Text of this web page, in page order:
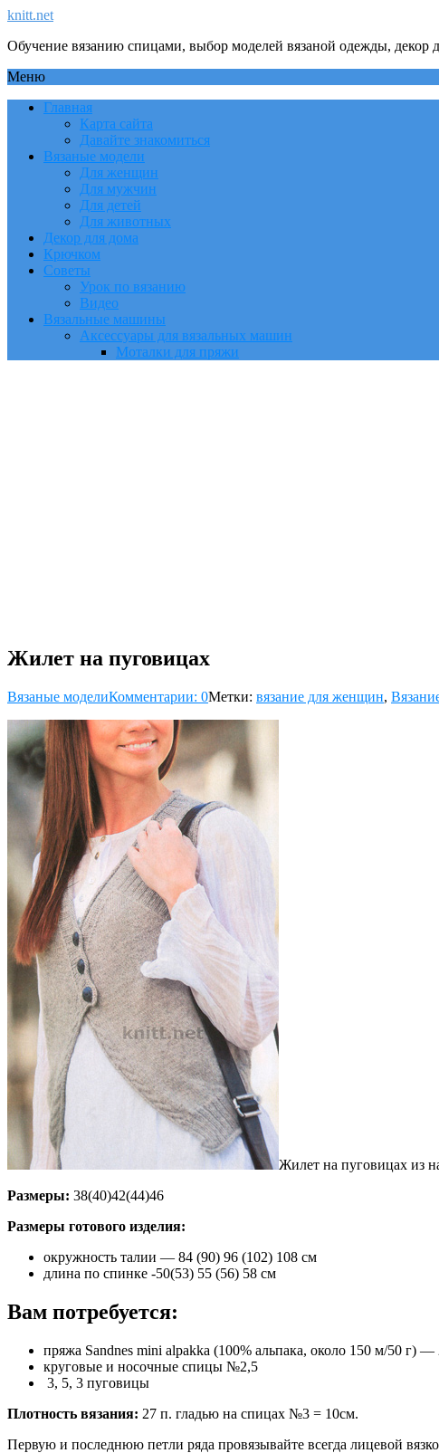
knitt.net
Обучение вязанию спицами, выбор моделей вязаной одежды, декор
Меню
Главная
Карта сайта
Давайте знакомиться
Вязаные модели
Для женщин
Для мужчин
Для детей
Для животных
Декор для дома
Крючком
Советы
Урок по вязанию
Видео
Вязальные машины
Аксессуары для вязальных машин
Моталки для пряжи
Жилет на пуговицах
Вязаные моделиКомментарии: 0Метки: вязание для женщин,
Жилет на пуговицах из
Размеры: 38(40)42(44)46
Размеры готового изделия:
окружность талии — 84 (90) 96 (102) 108 см
длина по спинке -50(53) 55 (56) 58 см
Вам потребуется:
пряжа Sandnes mini alpakka (100% альпака, около 150 м/50 г) —
круговые и носочные спицы №2,5
3, 5, 3 пуговицы
Плотность вязания: 27 п. гладью на спицах №3 = 10см.
Первую и последнюю петли ряда провязывайте всегда лицевой